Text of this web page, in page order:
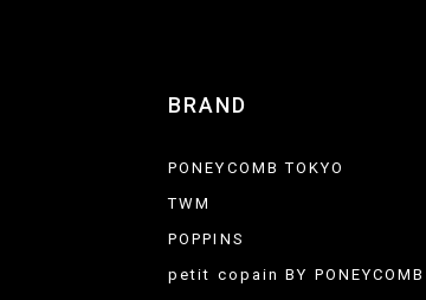
BRAND
PONEYCOMB TOKYO
TWM
POPPINS
petit copain BY PONEYCOMB